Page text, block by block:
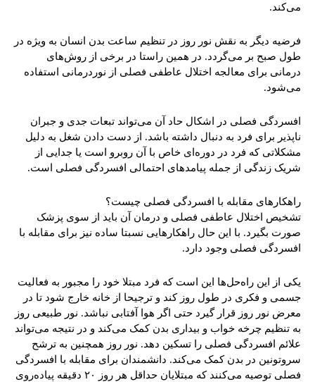
می‌کند.
فرضیه دیگر به نقش نور روز در تنظیم ساعت بدن انسان به ویژه در
طول صبح بر می‌گردد. در همین راستا در برخی از روش‌های
درمانی برای معالجه اختلال عاطفی فصلی از نوردرمانی استفاده
می‌شود.
افسردگی فصلی در اشکال حاد آن می‌تواند تبعات جدی و جبران
ناپذیر برای فرد به دنبال داشته باشد. از دست دادن شغل به دلیل
مشکلاتی که فرد در دوره‌ای خاص با آن روبرو است یا جدایی از
شریک زندگی از جمله پیامدهای احتمالی افسردگی فصلی است.
راهکارهای مقابله با افسردگی فصلی چیست؟
تشخیص اختلال عاطفی فصلی و درمان آن باید از سوی پزشک
صورت بگیرد. با این حال راهکارهایی نسبتا ساده نیز برای مقابله با
افسردگی فصلی وجود دارد.
یکی از این راه‌حل‌ها این است که فرد مبتلا خود را مجبور به فعالیت
جسمی و فکری در طول روز کند و ترجیحا از خانه خارج شود تا در
معرض نور روز قرار گیرد حتی اگر هوا آفتابی نباشد. نور طبیعی روز
به تنظیم چرخه خواب و بیداری بدن کمک می‌کند و در نتیجه می‌تواند
علائم افسردگی فصلی را تسکین دهد. نور روز همچنین به ترشح
سروتونین در بدن کمک می‌کند. دانشمندان برای مقابله با افسردگی
فصلی توصیه می‌کنند که مبتلایان حداقل هر روز ۲۰ دقیقه پیاده‌روی